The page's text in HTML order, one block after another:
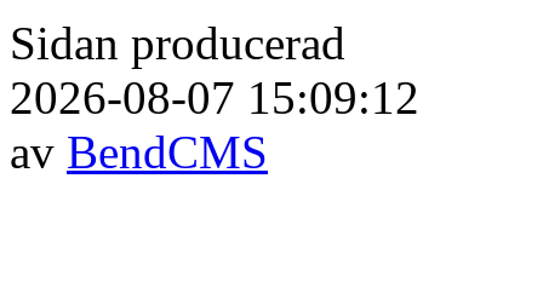
Sidan producerad
2026-08-07 15:09:12
av BendCMS